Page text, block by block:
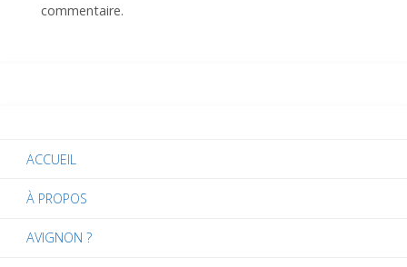
commentaire.
ACCUEIL
À PROPOS
AVIGNON ?